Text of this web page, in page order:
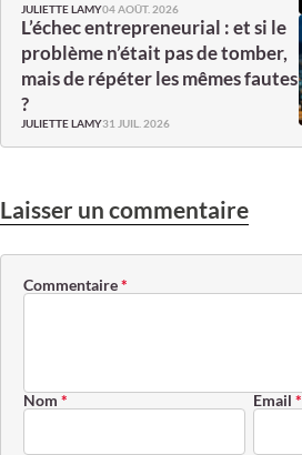
JULIETTE LAMY04 AOÛT. 2026
L’échec entrepreneurial : et si le
problème n’était pas de tomber,
mais de répéter les mêmes fautes
?
JULIETTE LAMY31 JUIL. 2026
Laisser un commentaire
Commentaire*
Nom * Email *